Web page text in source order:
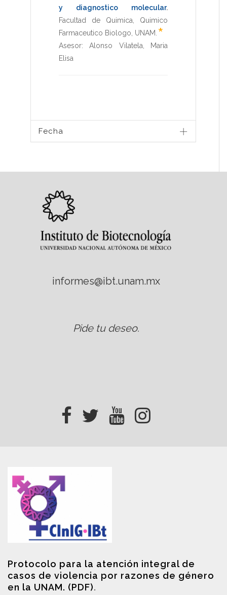
y diagnostico molecular.
Facultad de Quimica
Quimico
Farmaceutico Biologo UNAM *
Asesor:Alonso Vilatela, Maria
Elisa
Fecha
informes@ibt.unam.mx
Pide tu deseo.
Protocolo para la atención integral de
casos de violencia por razones de género
en la UNAM. (PDF).